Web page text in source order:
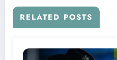
RELATED POSTS